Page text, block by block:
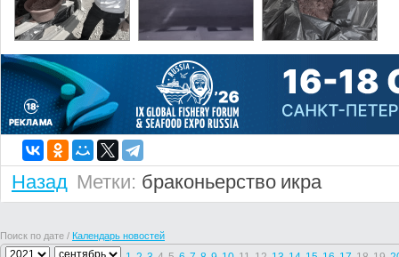
Назад Метки: браконьерство икра
Поиск по дате / Календарь новостей